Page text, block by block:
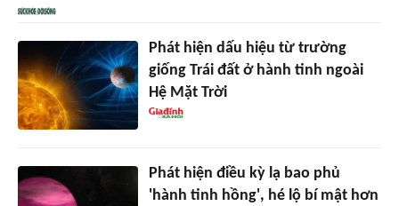
Phát hiện dấu hiệu từ trường
giống Trái đất ở hành tinh ngoài
Hệ Mặt Trời
Phát hiện điều kỳ lạ bao phủ
'hành tinh hồng', hé lộ bí mật hơn